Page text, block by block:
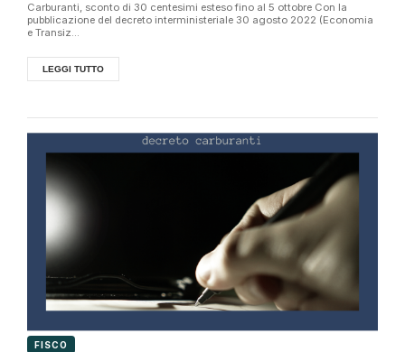
Carburanti, sconto di 30 centesimi esteso fino al 5 ottobre Con la
pubblicazione del decreto interministeriale 30 agosto 2022 (Economia
e Transiz...
LEGGI TUTTO
FISCO